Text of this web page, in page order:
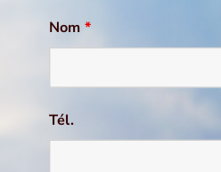
Nom *
Tél.